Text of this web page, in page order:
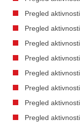
Pregled
Pregled
Pregled
Pregled
Pregled
Pregled
Pregled
Pregled